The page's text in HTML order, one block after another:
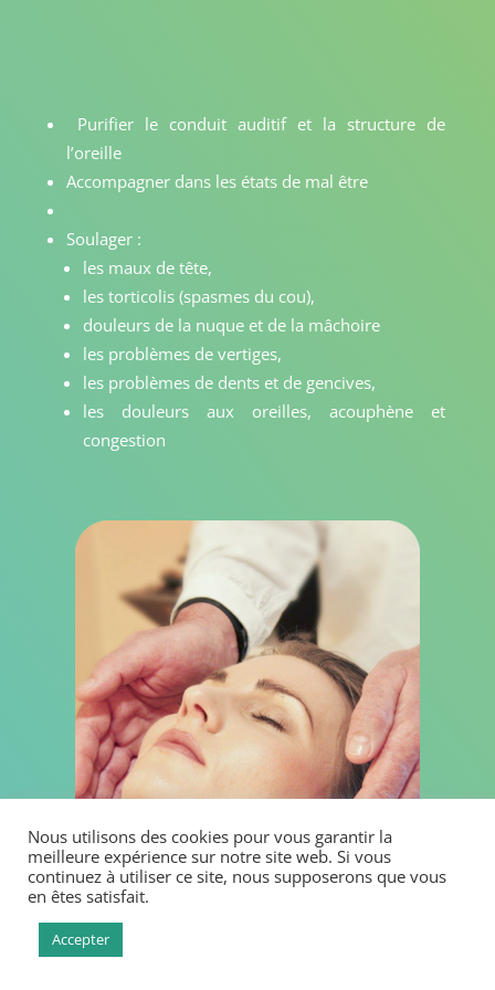
Purifier le conduit auditif et la structure de
l’oreille
Accompagner dans les états de mal être
Soulager :
les maux de tête,
les torticolis (spasmes du cou),
douleurs de la nuque et de la mâchoire
les problèmes de vertiges,
les problèmes de dents et de gencives,
les douleurs aux oreilles, acouphène et
congestion
Nous utilisons des cookies pour vous garantir la
meilleure expérience sur notre site web. Si vous
continuez à utiliser ce site, nous supposerons que vous
en êtes satisfait.
Accepter